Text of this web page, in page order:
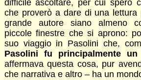
difficile ascoltare, per cui spero
che proverò a dare di una lettura
grande autore siano almeno
piccole finestre che si aprono:
suo viaggio in Pasolini che,
Pasolini fu principalmente un
affermava questa cosa, pur
che narrativa e altro – ha un